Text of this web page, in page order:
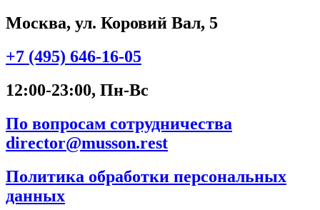
Москва, ул. Коровий Вал, 5
+7 (495) 646-16-05
12:00-23:00, Пн-Вс
По вопросам сотрудничества
director@musson.rest
Политика обработки персональных
данных